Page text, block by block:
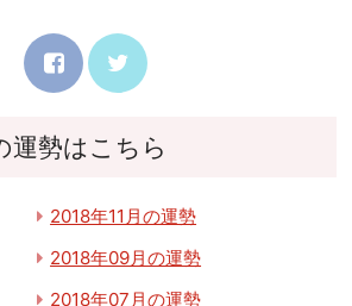
運勢はこちら
2018年11月の運勢
2018年09月の運勢
2018年07月の運勢